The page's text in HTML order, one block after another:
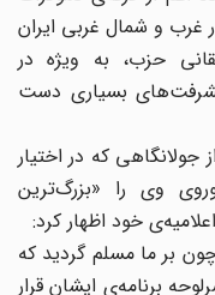
و شمال غربی ایران
حزب، به ویژه در
بسیاری دست
که در اختیار
وی را «بزرگ‌ترین
خود اظهار کرد:
بر ما مسلم گردید که
برنامه‌ی ایشان قرار